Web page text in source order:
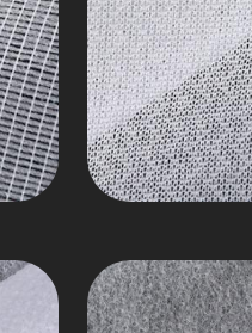
Siri
Interlining
Bukan
Tenunan
Poliester
0